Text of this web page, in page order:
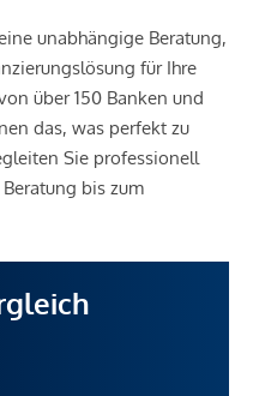
unabhängige Beratung,
für Ihre
über 150 Banken und
das, was perfekt zu
Sie professionell
bis zum